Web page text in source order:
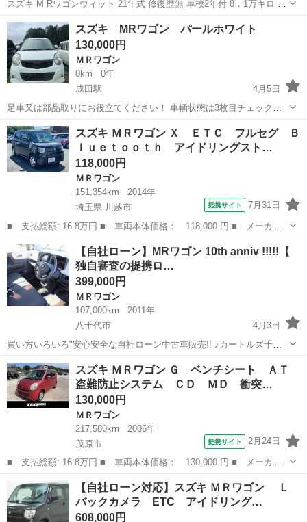
スズキ M Rワゴンウィット 21年式 修復歴無 車検2年付 8．1万キロ 足
代わりにいかがですか まだまだ走ってくれますよ
千葉 茂原市 ＭＲワゴン
スズキ MRワゴン パールホワイト
130,000円
ＭＲワゴン
0km
0年
成田駅
4月5日
足車又は部品取りにお役立てください！ 車輌状態は3枚目チェックシ
ート確認お願い致します。
千葉 成田市 成田駅 ＭＲワゴン
スズキ ＭＲワゴン Ｘ ＥＴＣ フルセグ Ｂ
ｌｕｅｔｏｏｔｈ アイドリングスト…
118,000円
ＭＲワゴン
151,354km
2014年
埼玉県 川越市
提携サイト 7月31日
■ 支払総額: 16.8万円 ■ 車両本体価格： 118,000 円 ■ メーカー
名： スズキ ■ 車種名： ＭＲワゴン ■ グレード名： Ｘ ＥＴ
Ｃ フルセグ Ｂｌｕｅｔｏｏｔｈ アイドリングストップ スマー
トキー ■ ...
埼玉 川越市 ＭＲワゴン
【自社ローン】MRワゴン 10th anniv !!!!!【
独自審査の提携ロ…
399,000円
ＭＲワゴン
107,000km
2011年
八千代市
4月3日
買い方いろいろ"安心安全な自社ローン中古車販売!! ♪カートルズ千葉
店 ♪ 〇●〇●〇● LINEで簡単☆お問い合わせ☆詳細確認☆ 友達追加は
コチラ↓ https://lin.ee/EzbAgu8 ...
千葉 八千代市 ＭＲワゴン
スズキ ＭＲワゴン Ｇ ベンチシート ＡＴ
盗難防止システム ＣＤ ＭＤ 衝突…
130,000円
ＭＲワゴン
217,580km
2006年
茂原市
提携サイト 2月24日
■ 支払総額: 16.8万円 ■ 車両本体価格： 130,000 円 ■ メーカー
名： スズキ ■ 車種名： ＭＲワゴン ■ グレード名： Ｇ ベン
チシート ＡＴ 盗難防止システム ＣＤ ＭＤ 衝突安全ボディ
エアコン パ...
千葉 茂原市 ＭＲワゴン
【自社ローン対応】スズキ ＭＲワゴン Ｌ
バックカメラ ETC アイドリング…
608,000円